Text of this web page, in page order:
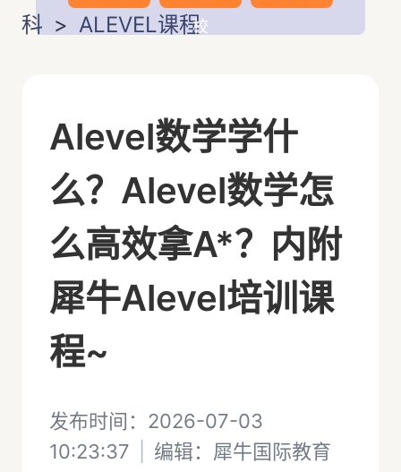
校
科 > ALEVEL课程
Alevel数学学什
么？Alevel数学怎
么高效拿A*？内附
犀牛Alevel培训课
程~
发布时间：2026-07-03
10:23:37
编辑： 犀牛国际教育